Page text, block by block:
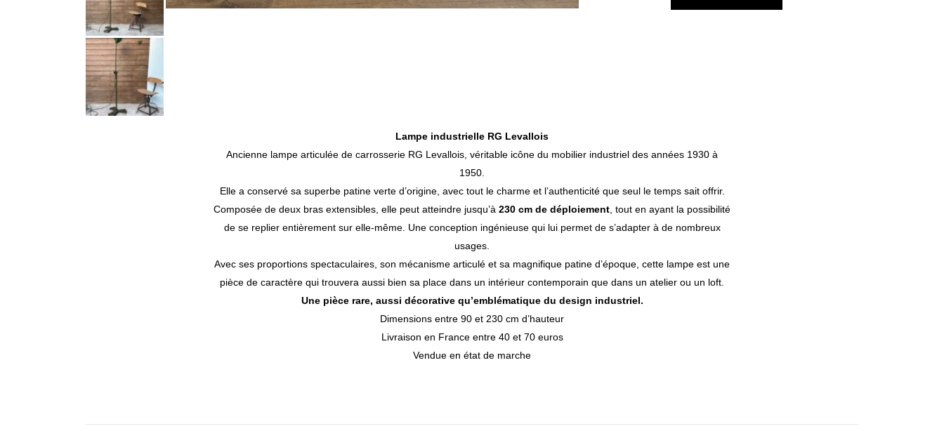
Lampe industrielle RG Levallois
Ancienne lampe articulée de carrosserie RG Levallois, véritable icône du mobilier industriel des années 1930 à
1950.
Elle a conservé sa superbe patine verte d’origine, avec tout le charme et l’authenticité que seul le temps sait offrir.
Composée de deux bras extensibles, elle peut atteindre jusqu’à 230 cm de déploiement , tout en ayant la possibilité
de se replier entièrement sur elle-même. Une conception ingénieuse qui lui permet de s’adapter à de nombreux
usages.
Avec ses proportions spectaculaires, son mécanisme articulé et sa magnifique patine d’époque, cette lampe est une
pièce de caractère qui trouvera aussi bien sa place dans un intérieur contemporain que dans un atelier ou un loft.
Une pièce rare, aussi décorative qu’emblématique du design industriel.
Dimensions entre 90 et 230 cm d’hauteur
Livraison en France entre 40 et 70 euros
Vendue en état de marche